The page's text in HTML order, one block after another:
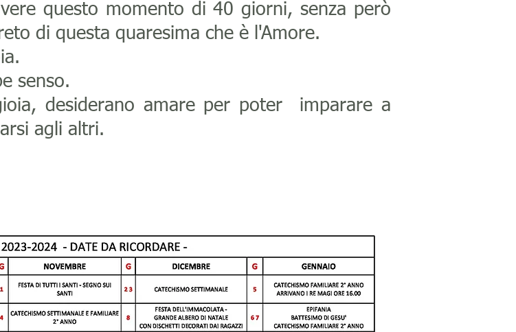
questo momento di 40 giorni, senza però
di questa quaresima che è l'Amore.
senso.
desiderano amare per poter imparare a
agli altri.